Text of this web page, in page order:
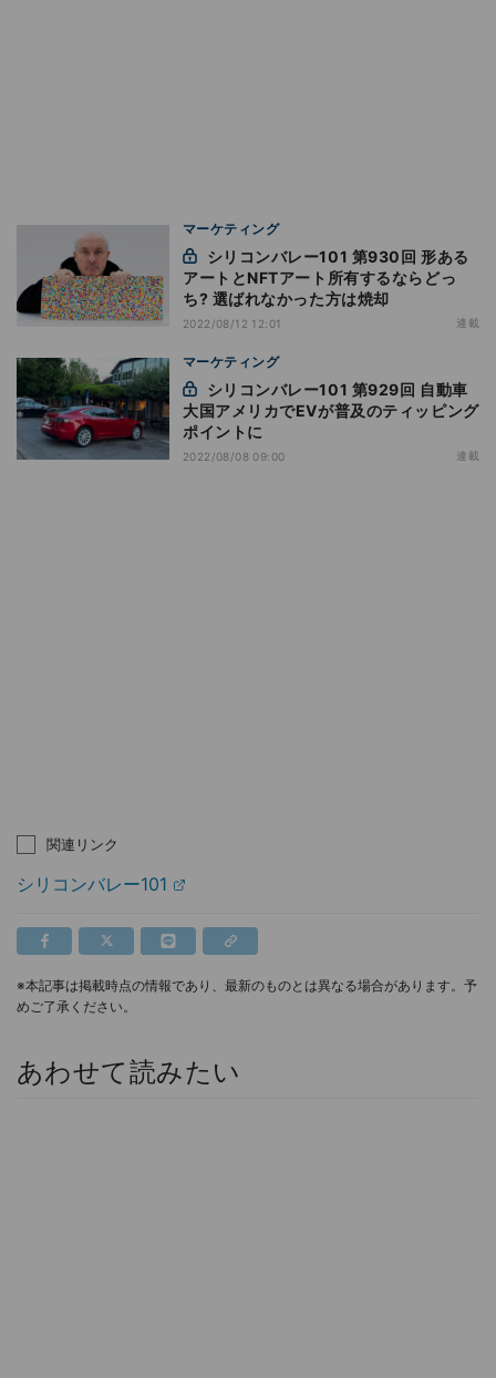
マーケティング
アートとNFTアート所有するならどっ
ち? 選ばれなかった方は焼却
2022/08/12 12:01 連載
マーケティング
大国アメリカでEVが普及のティッピング
ポイントに
2022/08/08 09:00 連載
関連リンク
シリコンバレー101
※本記事は掲載時点の情報であり、最新のものとは異なる場合があります。予
めご了承ください。
あわせて読みたい